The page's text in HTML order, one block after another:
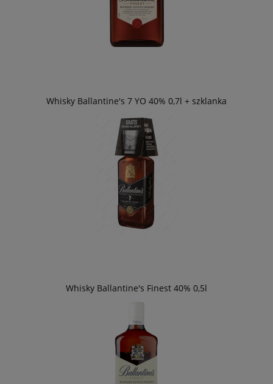
Whisky Ballantine's 7 YO 40% 0,7l + szklanka
Whisky Ballantine's Finest 40% 0,5l